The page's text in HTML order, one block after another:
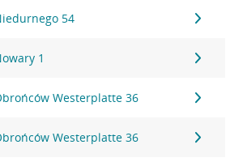
54
1
Westerplatte 36
Westerplatte 36